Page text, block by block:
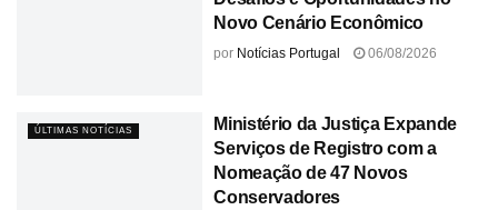
Novo Cenário Econômico
por Notícias Portugal 06/08/2026
ÚLTIMAS NOTÍCIAS
Ministério da Justiça Expande
Serviços de Registro com a
Nomeação de 47 Novos
Conservadores